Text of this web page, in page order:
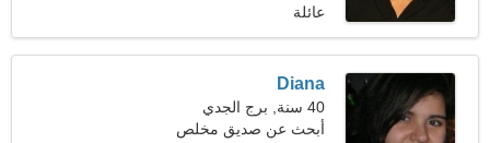
(163 رطلا)
عائلة
Diana
40 سنة, برج الجدي
أبحث عن صديق مخلص